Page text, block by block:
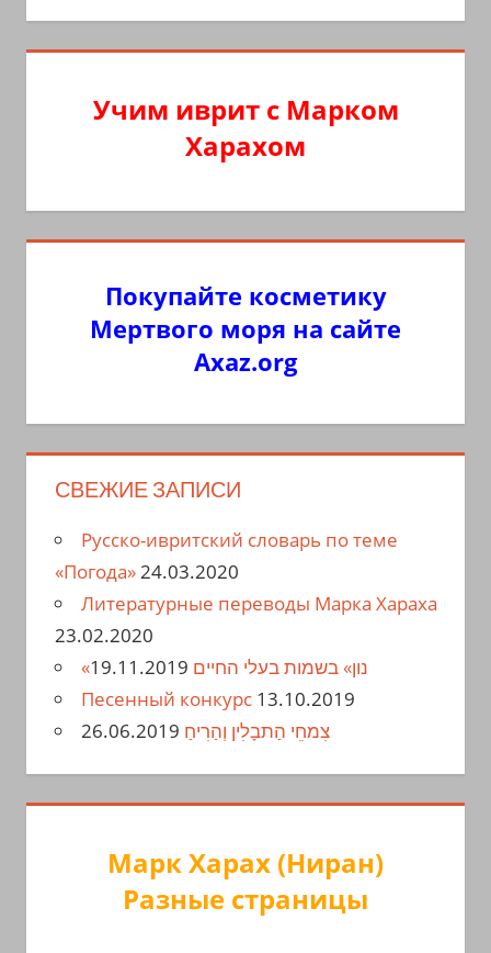
Учим иврит с Марком
Харахом
Покупайте косметику
Мертвого моря на сайте
Axaz.org
СВЕЖИЕ ЗАПИСИ
Русско-ивритский словарь по теме
«Погода»24.03.2020
Литературные переводы Марка Хараха
23.02.2020
«נון» בשמות בעלי החיים 19.11.2019
Песенный конкурс 13.10.2019
צִמחֵי הַתבָלִין וְהַרִיחַ 26.06.2019
Марк Харах (Ниран)
Разные страницы